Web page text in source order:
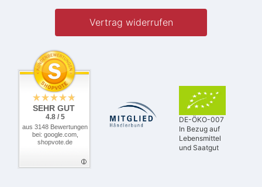
Vertrag widerrufen
SEHR GUT
4.8 / 5
aus 3148 Bewertungen
bei: google.com,
shopvote.de
DE-ÖKO-007
In Bezug auf
Lebensmittel
und Saatgut